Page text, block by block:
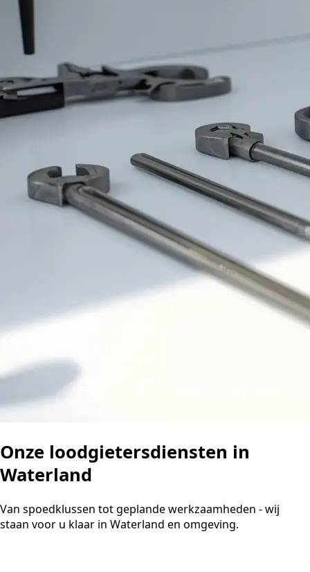
Onze loodgietersdiensten in
Waterland
Van spoedklussen tot geplande werkzaamheden - wij
staan voor u klaar in Waterland en omgeving.